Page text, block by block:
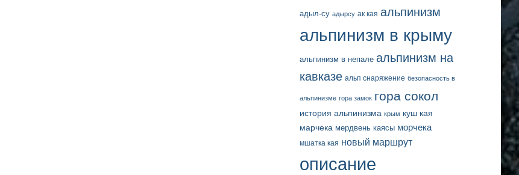
адыл-су адырсу ак кая альпинизм
альпинизм в крыму
альпинизм в непале альпинизм на
кавказе альп снаряжение безопасность в
альпинизме гора замок гора сокол
история альпинизма крым куш кая
марчека мердвень каясы морчека
мшатка кая новый маршрут
описание